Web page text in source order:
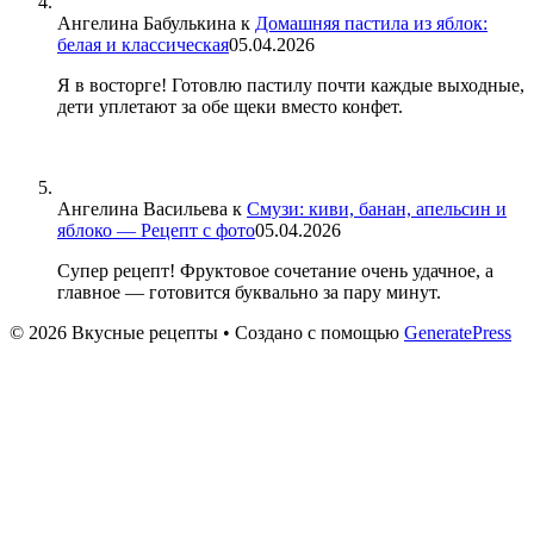
Ангелина Бабулькина к Домашняя пастила из яблок:
белая и классическая05.04.2026
Я в восторге! Готовлю пастилу почти каждые выходные,
дети уплетают за обе щеки вместо конфет.
Ангелина Васильева к Смузи: киви, банан, апельсин и
яблоко — Рецепт с фото05.04.2026
Супер рецепт! Фруктовое сочетание очень удачное, а
главное — готовится буквально за пару минут.
© 2026 Вкусные рецепты • Создано с помощью GeneratePress